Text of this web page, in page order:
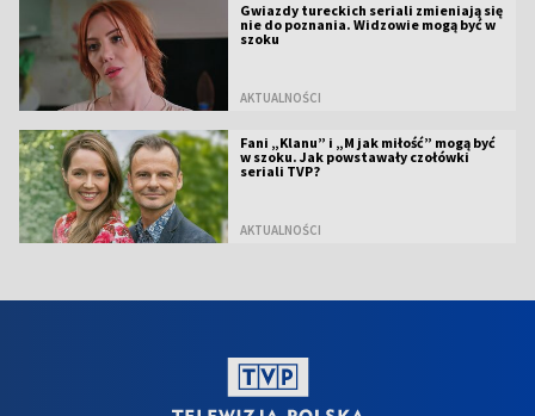
Gwiazdy tureckich seriali zmieniają się
nie do poznania. Widzowie mogą być w
szoku
AKTUALNOŚCI
Fani „Klanu” i „M jak miłość” mogą być
w szoku. Jak powstawały czołówki
seriali TVP?
AKTUALNOŚCI